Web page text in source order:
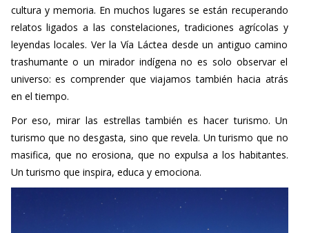
cultura y memoria. En muchos lugares se están recuperando
relatos ligados a las constelaciones, tradiciones agrícolas y
leyendas locales. Ver la Vía Láctea desde un antiguo camino
trashumante o un mirador indígena no es solo observar el
universo: es comprender que viajamos también hacia atrás
en el tiempo.
Por eso, mirar las estrellas también es hacer turismo. Un
turismo que no desgasta, sino que revela. Un turismo que no
masifica, que no erosiona, que no expulsa a los habitantes.
Un turismo que inspira, educa y emociona.